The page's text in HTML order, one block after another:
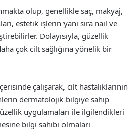
olup, genellikle saç, makyaj,
estetik işlerin yanı sıra nail ve
Dolayısıyla, güzellik
çok cilt sağlığına yönelik bir
çalışarak, cilt hastalıklarının
dermatolojik bilgiye sahip
uygulamaları ile ilgilendikleri
bilgi sahibi olmaları